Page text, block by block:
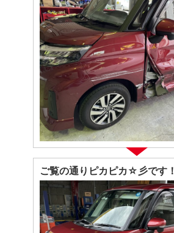
ご覧の通りピカピカ☆彡です！